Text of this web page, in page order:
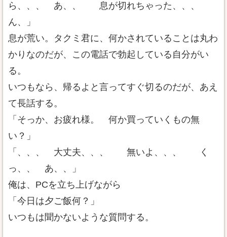
ら、、、 あ、、 息が切れちゃった、、、
ん、」
息が荒い。タクミ君に、何かされていることは丸わ
かりなのだが、この電話で勃起している自分がい
る。
いつもなら、帰るよと言ってすぐ切るのだが、あえ
て長話する。
「そっか、お疲れ様。 何か買っていくもの無
い？」
「、、、 大丈夫、、、 無いよ、、、 く
っ、、 あ、、」
俺は、PCを立ち上げながら
「今日は夕ご飯何？」
いつもは聞かないような質問する。